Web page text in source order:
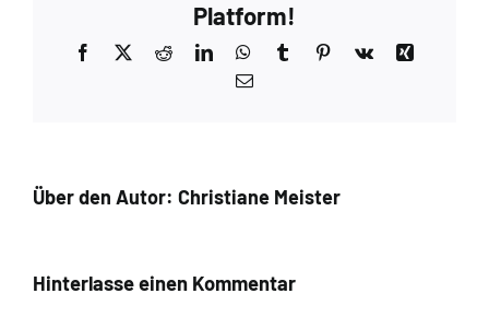
Platform!
Facebook Reddit LinkedInWhatsApp
TumblrPinterest
Vk
E-
Über den Autor: Christiane Meister
Hinterlasse einen Kommentar